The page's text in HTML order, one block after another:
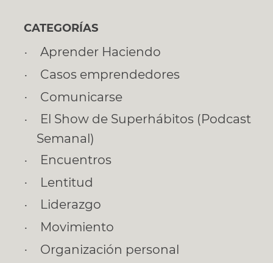
CATEGORÍAS
Aprender Haciendo
Casos emprendedores
Comunicarse
El Show de Superhábitos (Podcast
Semanal)
Encuentros
Lentitud
Liderazgo
Movimiento
Organización personal